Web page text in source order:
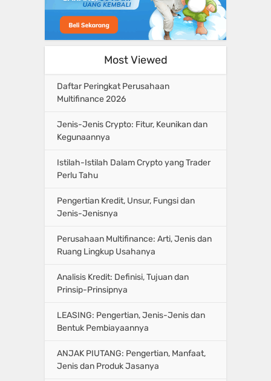
Most Viewed
Daftar Peringkat Perusahaan
Multifinance 2026
Jenis-Jenis Crypto: Fitur, Keunikan dan
Kegunaannya
Istilah-Istilah Dalam Crypto yang Trader
Perlu Tahu
Pengertian Kredit, Unsur, Fungsi dan
Jenis-Jenisnya
Perusahaan Multifinance: Arti, Jenis dan
Ruang Lingkup Usahanya
Analisis Kredit: Definisi, Tujuan dan
Prinsip-Prinsipnya
LEASING: Pengertian, Jenis-Jenis dan
Bentuk Pembiayaannya
ANJAK PIUTANG: Pengertian, Manfaat,
Jenis dan Produk Jasanya